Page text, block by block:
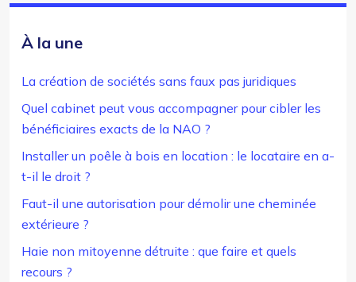
À la une
La création de sociétés sans faux pas juridiques
Quel cabinet peut vous accompagner pour cibler les
bénéficiaires exacts de la NAO ?
Installer un poêle à bois en location : le locataire en a-
t-il le droit ?
Faut-il une autorisation pour démolir une cheminée
extérieure ?
Haie non mitoyenne détruite : que faire et quels
recours ?